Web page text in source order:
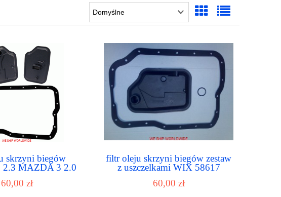
skrzyni biegów
MAZDA 3 2.0
60,00 zł
filtr oleju skrzyni biegów zestaw
z uszczelkami WIX 58617
Parts Master 88617
60,00 zł